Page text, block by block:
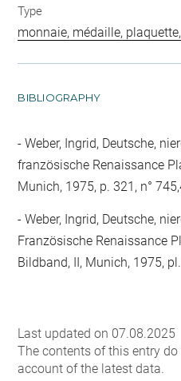
Type
monnaie, médaille,
BIBLIOGRAPHY
Weber, Ingrid, Deutsche,
französische Renaissance
Munich, 1975, p. 321, n°
Weber, Ingrid, Deutsche,
Französische Renaissance
Bildband, II, Munich, 1975,
Last updated on 07.08.2025
The contents of this entry
account of the latest data.